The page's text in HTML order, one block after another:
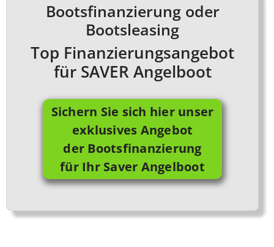
Bootsfinanzierung oder
Bootsleasing
Top Finanzierungsangebot
für SAVER Angelboot
Sichern Sie sich hier unser
exklusives Angebot
der Bootsfinanzierung
für Ihr Saver Angelboot